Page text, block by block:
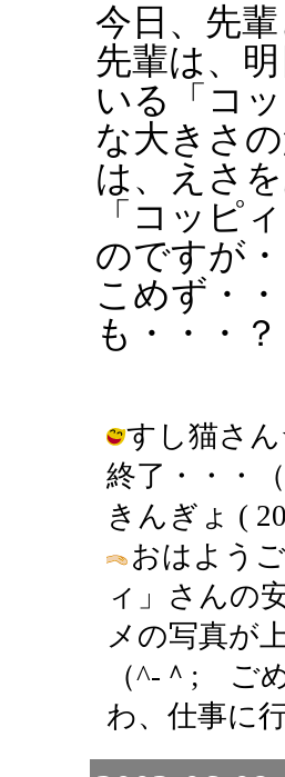
今日、先
先輩は、
いる「コ
な大きさ
は、えさ
「コッピ
のですが
こめず・
も・・・
すし猫さ
終了・・・
きんぎょ (
おはよう
ィ」さんの
メの写真が
（^-＾; ご
わ、仕事に